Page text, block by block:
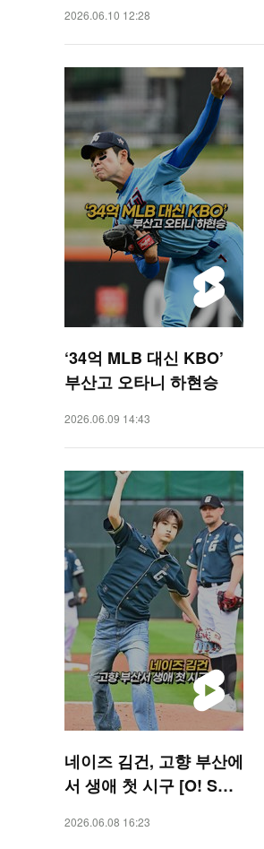
S 숏폼]
2026.06.10 12:28
‘34억 MLB 대신 KBO’
부산고 오타니 하현승
2026.06.09 14:43
네이즈 김건, 고향 부산에
서 생애 첫 시구 [O! SPO
2026.06.08 16:23